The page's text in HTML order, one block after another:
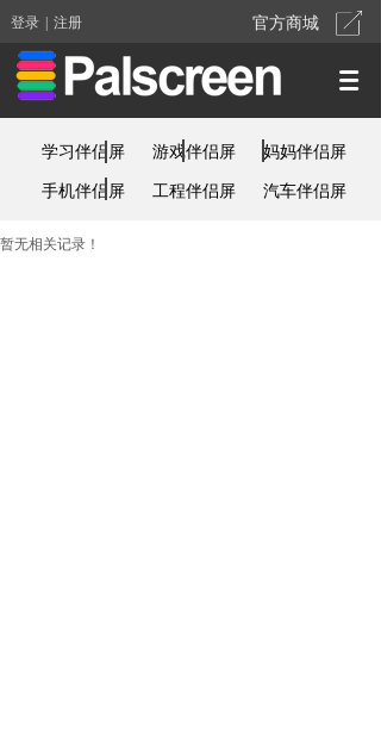
学习伴侣屏 游戏伴侣屏 妈妈伴侣屏
手机伴侣屏 工程伴侣屏 汽车伴侣屏
暂无相关记录！
登录 注册 官方商城